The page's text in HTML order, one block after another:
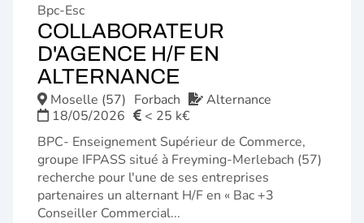
Bpc-Esc
COLLABORATEUR
D'AGENCE H/F EN
ALTERNANCE
FENÊTRE)
Moselle (57) Forbach
Alternance
18/05/2026
< 25 k€
BPC- Enseignement Supérieur de Commerce,
groupe IFPASS situé à Freyming-Merlebach (57)
recherche pour l'une de ses entreprises
partenaires un alternant H/F en « Bac +3
Conseiller Commercial...